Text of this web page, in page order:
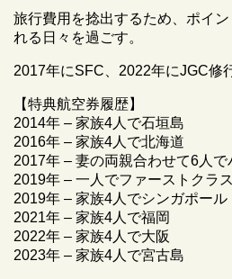
旅行費用を捻出するため、ポイ
れる日々を過ごす。
2017年にSFC、2022年にJGC修
【特典航空券履歴】
2014年 – 家族4人で石垣島
2016年 – 家族4人で北海道
2017年 – 妻の両親合わせて6人で
2019年 – 一人でファーストクラ
2019年 – 家族4人でシンガポール
2021年 – 家族4人で福岡
2022年 – 家族4人で大阪
2023年 – 家族4人で宮古島